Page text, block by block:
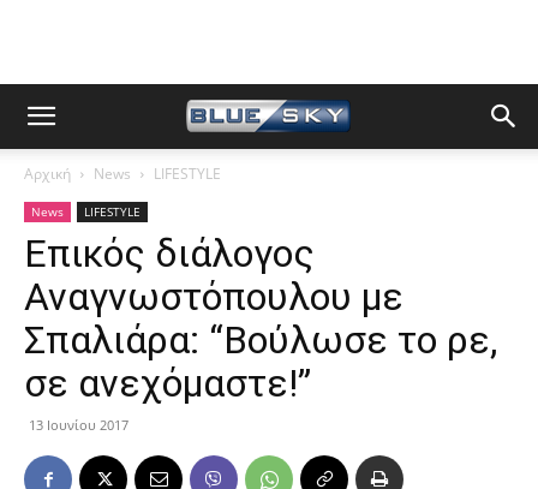
Αρχική News LIFESTYLE
News LIFESTYLE
Επικός διάλογος
Αναγνωστόπουλου με
Σπαλιάρα: “Βούλωσε το ρε,
σε ανεχόμαστε!”
13 Ιουνίου 2017